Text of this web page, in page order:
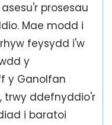
prosesau
Mae modd i
feysydd i'w
y
y Ganolfan
trwy ddefnyddio'r
i baratoi